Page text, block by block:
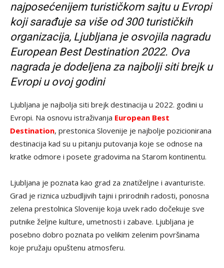
najposećenijem turističkom sajtu u Evropi
koji sarađuje sa više od 300 turističkih
organizacija, Ljubljana je osvojila nagradu
European Best Destination 2022. Ova
nagrada je dodeljena za najbolji siti brejk u
Evropi u ovoj godini
Ljubljana je najbolja siti brejk destinacija u 2022. godini u
Evropi. Na osnovu istraživanja European Best
Destination, prestonica Slovenije je najbolje pozicionirana
destinacija kad su u pitanju putovanja koje se odnose na
kratke odmore i posete gradovima na Starom kontinentu.
Ljubljana je poznata kao grad za znatiželjne i avanturiste.
Grad je riznica uzbudljivih tajni i prirodnih radosti, ponosna
zelena prestolnica Slovenije koja uvek rado dočekuje sve
putnike željne kulture, umetnosti i zabave. Ljubljana je
posebno dobro poznata po velikim zelenim površinama
koje pružaju opuštenu atmosferu.